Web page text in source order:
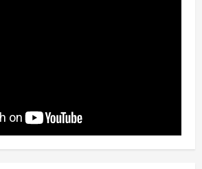
Berita
BMP Kecam Aksi KNPB, Serukan